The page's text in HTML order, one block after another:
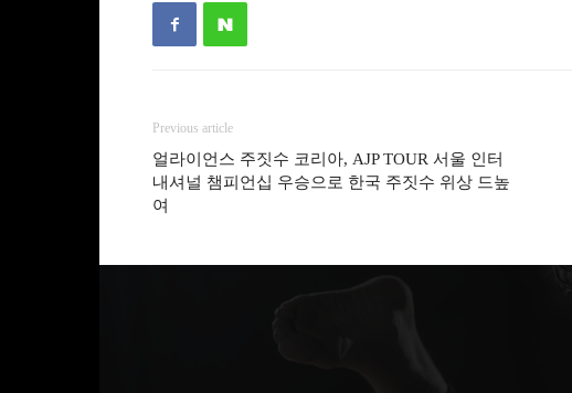
Previous article
얼라이언스 주짓수 코리아, AJP TOUR 서울 인터
내셔널 챔피언십 우승으로 한국 주짓수 위상 드높
여